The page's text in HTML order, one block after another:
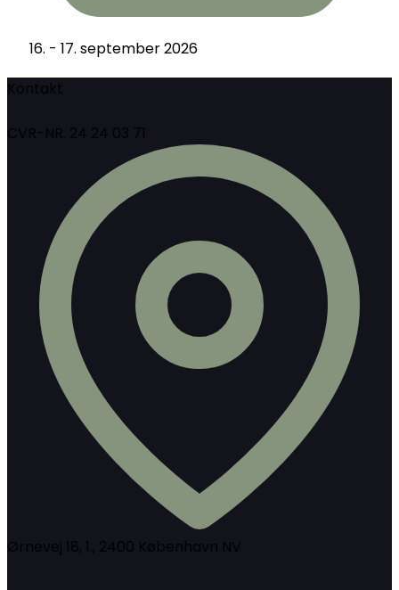
16. - 17. september 2026
Kontakt
CVR-NR. 24 24 03 71
Ørnevej 18, 1., 2400 København NV